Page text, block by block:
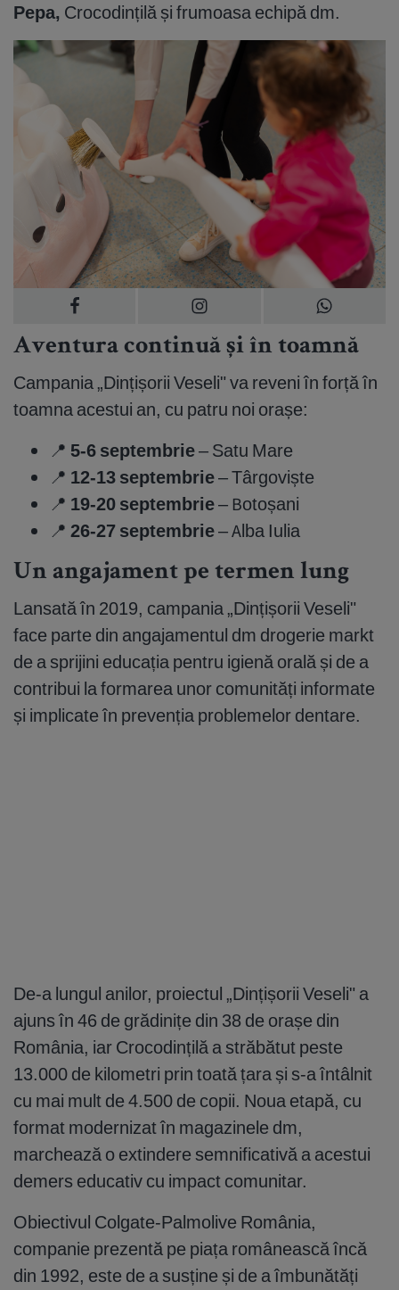
Pepa, Crocodințilă și frumoasa echipă dm.
Aventura continuă și în toamnă
Campania „Dințișorii Veseli" va reveni în forță în
toamna acestui an, cu patru noi orașe:
📍 5-6 septembrie– Satu Mare
📍 12-13 septembrie– Târgoviște
📍 19-20 septembrie– Botoșani
📍 26-27 septembrie– Alba Iulia
Un angajament pe termen lung
Lansată în 2019, campania „Dințișorii Veseli"
face parte din angajamentul dm drogerie markt
de a sprijini educația pentru igienă orală și de a
contribui la formarea unor comunități informate
și implicate în prevenția problemelor dentare.
De-a lungul anilor, proiectul „Dințișorii Veseli" a
ajuns în 46 de grădinițe din 38 de orașe din
România, iar Crocodințilă a străbătut peste
13.000 de kilometri prin toată țara și s-a întâlnit
cu mai mult de 4.500 de copii. Noua etapă, cu
format modernizat în magazinele dm,
marchează o extindere semnificativă a acestui
demers educativ cu impact comunitar.
Obiectivul Colgate-Palmolive România,
companie prezentă pe piața românească încă
din 1992, este de a susține și de a îmbunătăți